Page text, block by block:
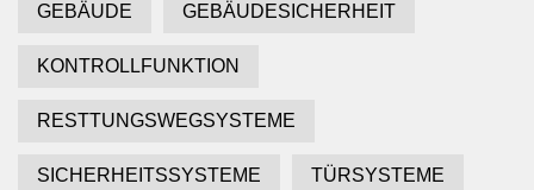
GEBÄUDE GEBÄUDESICHERHEIT
KONTROLLFUNKTION
RESTTUNGSWEGSYSTEME
SICHERHEITSSYSTEME TÜRSYSTEME